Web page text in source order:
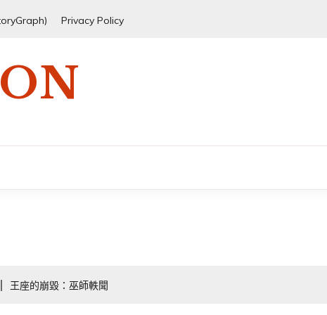
Privacy Policy
王座的崩毀：巫師軼聞